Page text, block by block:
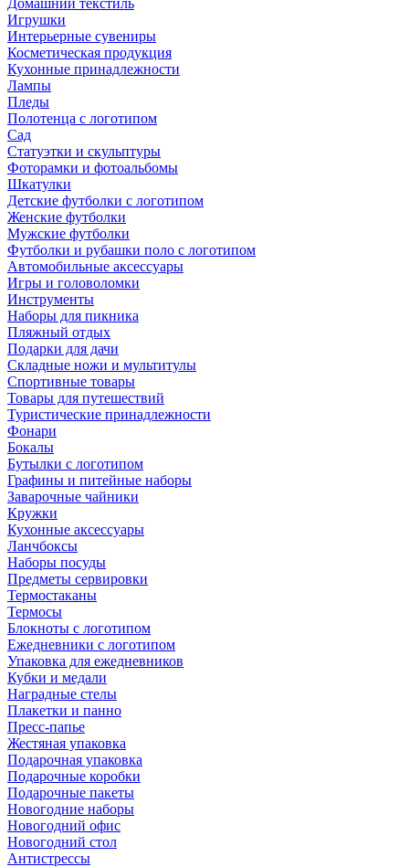
Домашний текстиль
Игрушки
Интерьерные сувениры
Косметическая продукция
Кухонные принадлежности
Лампы
Пледы
Полотенца с логотипом
Сад
Статуэтки и скульптуры
Фоторамки и фотоальбомы
Шкатулки
Детские футболки с логотипом
Женские футболки
Мужские футболки
Футболки и рубашки поло с логотипом
Автомобильные аксессуары
Игры и головоломки
Инструменты
Наборы для пикника
Пляжный отдых
Подарки для дачи
Складные ножи и мультитулы
Спортивные товары
Товары для путешествий
Туристические принадлежности
Фонари
Бокалы
Бутылки с логотипом
Графины и питейные наборы
Заварочные чайники
Кружки
Кухонные аксессуары
Ланчбоксы
Наборы посуды
Предметы сервировки
Термостаканы
Термосы
Блокноты с логотипом
Ежедневники с логотипом
Упаковка для ежедневников
Кубки и медали
Наградные стелы
Плакетки и панно
Пресс-папье
Жестяная упаковка
Подарочная упаковка
Подарочные коробки
Подарочные пакеты
Новогодние наборы
Новогодний офис
Новогодний стол
Антистрессы